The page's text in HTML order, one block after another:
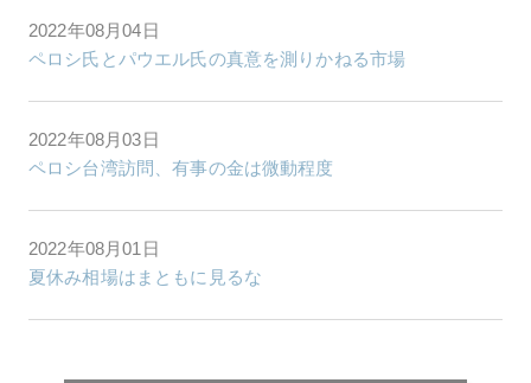
2022年08月04日
ペロシ氏とパウエル氏の真意を測りかねる市場
2022年08月03日
ペロシ台湾訪問、有事の金は微動程度
2022年08月01日
夏休み相場はまともに見るな